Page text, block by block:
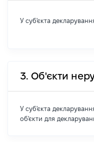
У суб'єкта
3. Об'єкти
У суб'єкта
об'єкти для